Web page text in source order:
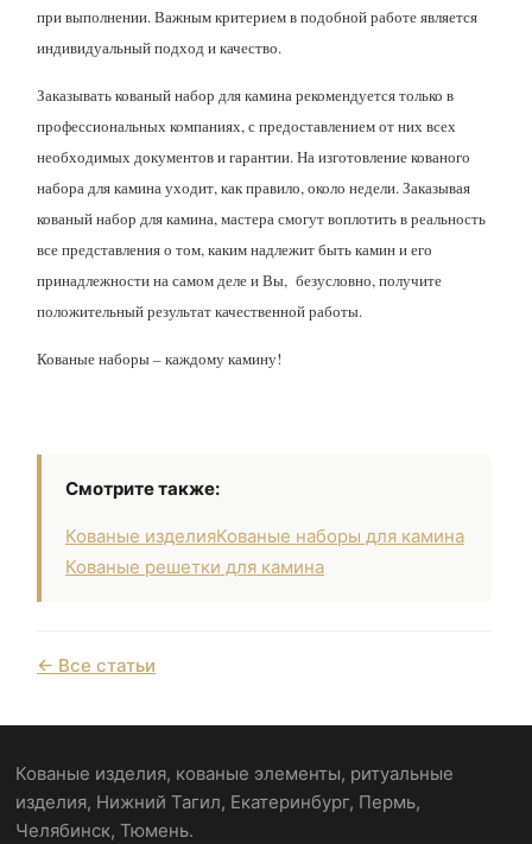
при выполнении. Важным критерием в подобной работе является
индивидуальный подход и качество.
Заказывать кованый набор для камина рекомендуется только в
профессиональных компаниях, с предоставлением от них всех
необходимых документов и гарантии. На изготовление кованого
набора для камина уходит, как правило, около недели. Заказывая
кованый набор для камина, мастера смогут воплотить в реальность
все представления о том, каким надлежит быть камин и его
принадлежности на самом деле и Вы, безусловно, получите
положительный результат качественной работы.
Кованые наборы – каждому камину!
Смотрите также:
Кованые изделияКованые наборы для камина
Кованые решетки для камина
← Все статьи
Кованые изделия, кованые элементы, ритуальные
изделия, Нижний Тагил, Екатеринбург, Пермь,
Челябинск, Тюмень.